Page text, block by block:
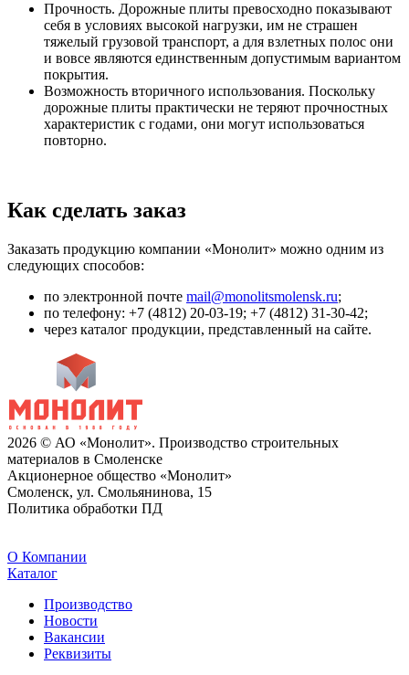
Прочность. Дорожные плиты превосходно показывают
себя в условиях высокой нагрузки, им не страшен
тяжелый грузовой транспорт, а для взлетных полос они
и вовсе являются единственным допустимым вариантом
покрытия.
Возможность вторичного использования. Поскольку
дорожные плиты практически не теряют прочностных
характеристик с годами, они могут использоваться
повторно.
Как сделать заказ
Заказать продукцию компании «Монолит» можно одним из
следующих способов:
по электронной почте mail@monolitsmolensk.ru;
по телефону: +7 (4812) 20-03-19; +7 (4812) 31-30-42;
через каталог продукции, представленный на сайте.
2026 © АО «Монолит». Производство строительных
материалов в Смоленске
Акционерное общество «Монолит»
Смоленск, ул. Смольянинова, 15
Политика обработки ПД
O Компании
Каталог
Производство
Новости
Вакансии
Реквизиты